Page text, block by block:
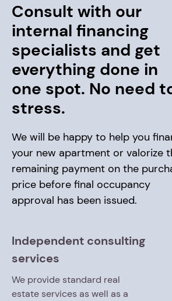
Consult with our
internal financing
specialists and get
everything done in
one spot. No need
stress.
We will be happy to help you
your new apartment or valorize
remaining payment on the
price before final occupancy
approval has been issued.
Independent consulting
services
We provide standard real
estate services as well as a